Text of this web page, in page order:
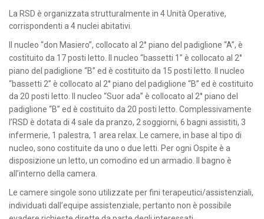
La RSD è organizzata strutturalmente in 4 Unità Operative,
corrispondenti a 4 nuclei abitativi.
Il nucleo “don Masiero”, collocato al 2° piano del padiglione “A”, è
costituito da 17 posti letto. Il nucleo “bassetti 1” è collocato al 2°
piano del padiglione “B” ed è costituito da 15 posti letto. Il nucleo
“bassetti 2” è collocato al 2° piano del padiglione “B” ed è costituito
da 20 posti letto. Il nucleo “Suor ada” è collocato al 2° piano del
padiglione “B” ed è costituito da 20 posti letto. Complessivamente
l’RSD è dotata di 4 sale da pranzo, 2 soggiorni, 6 bagni assistiti, 3
infermerie, 1 palestra, 1 area relax. Le camere, in base al tipo di
nucleo, sono costituite da uno o due letti. Per ogni Ospite è a
disposizione un letto, un comodino ed un armadio. Il bagno è
all’interno della camera.
Le camere singole sono utilizzate per fini terapeutici/assistenziali,
individuati dall’equipe assistenziale, pertanto non è possibile